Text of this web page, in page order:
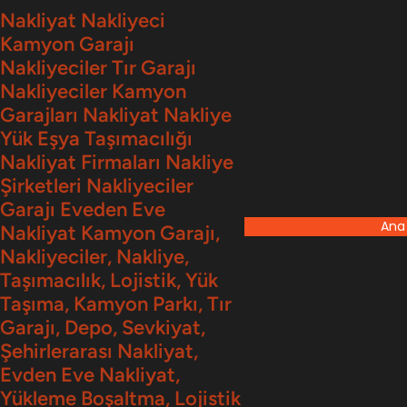
İçeriğe
geç
Nakliyat Nakliyeci
Kamyon Garajı
Nakliyeciler Tır Garajı
Nakliyeciler Kamyon
Garajları Nakliyat Nakliye
Yük Eşya Taşımacılığı
Nakliyat Firmaları Nakliye
Şirketleri Nakliyeciler
Garajı Eveden Eve
Nakliyat Kamyon Garajı,
Nakliyeciler, Nakliye,
Taşımacılık, Lojistik, Yük
Taşıma, Kamyon Parkı, Tır
Garajı, Depo, Sevkiyat,
Şehirlerarası Nakliyat,
Evden Eve Nakliyat,
Yükleme Boşaltma, Lojistik